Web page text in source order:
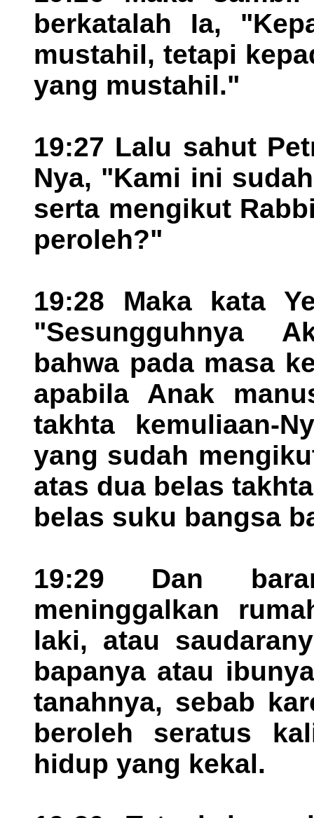
berkatalah Ia,
mustahil, tetapi
yang mustahil."
19:27 Lalu sahut
Nya, "Kami ini
serta mengikut
peroleh?"
19:28 Maka kata
"Sesungguhnya
bahwa pada masa
apabila Anak
takhta kemuliaan-
yang sudah
atas dua belas
belas suku bangsa
19:29 Dan
meninggalkan
laki, atau
bapanya atau
tanahnya, sebab
beroleh seratus
hidup yang kekal.